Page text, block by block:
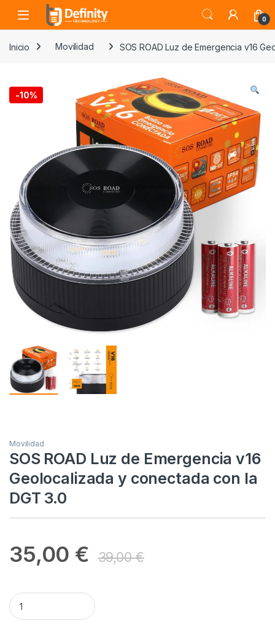
Skip to navigation
Skip to content
Open 0
Inicio Movilidad SOS ROAD Luz de Emergencia v16
-10%
Movilidad
SOS ROAD Luz de Emergencia v16
Geolocalizada y conectada con la
DGT 3.0
35,00 € 39,00€
SOS ROAD Luz de Emergencia v16 Geolocalizada y